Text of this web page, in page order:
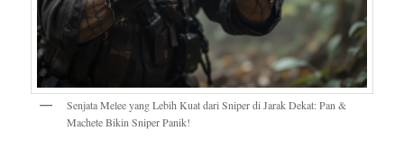
Senjata Melee yang Lebih Kuat dari Sniper di Jarak Dekat: Pan &
Machete Bikin Sniper Panik!